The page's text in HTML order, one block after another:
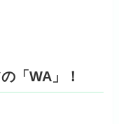
「WA」！